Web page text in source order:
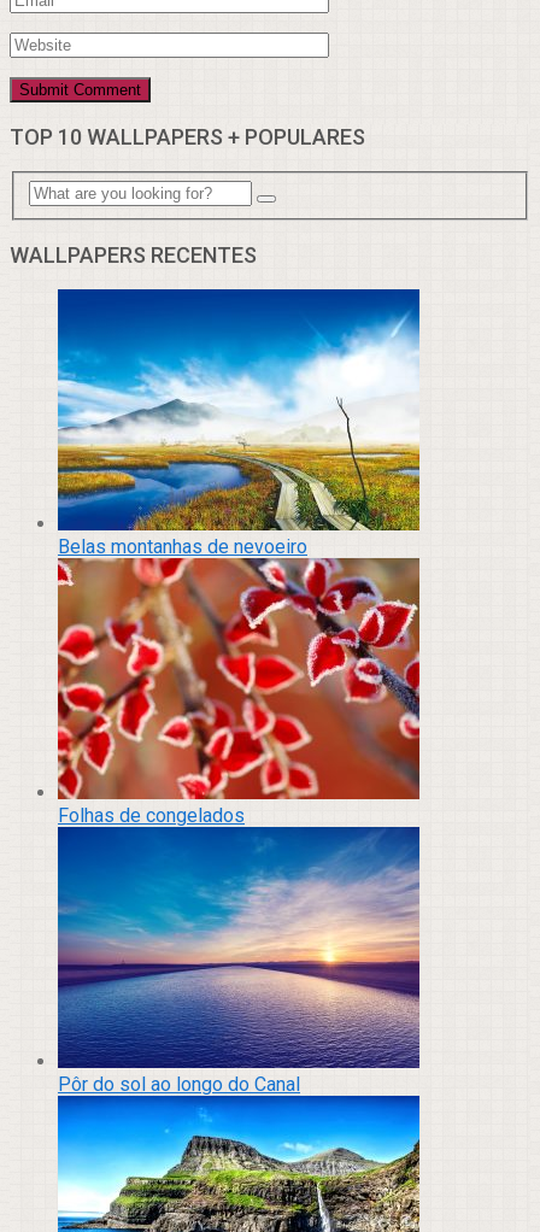
TOP 10 WALLPAPERS + POPULARES
WALLPAPERS RECENTES
Belas montanhas de nevoeiro
Folhas de congelados
Pôr do sol ao longo do Canal